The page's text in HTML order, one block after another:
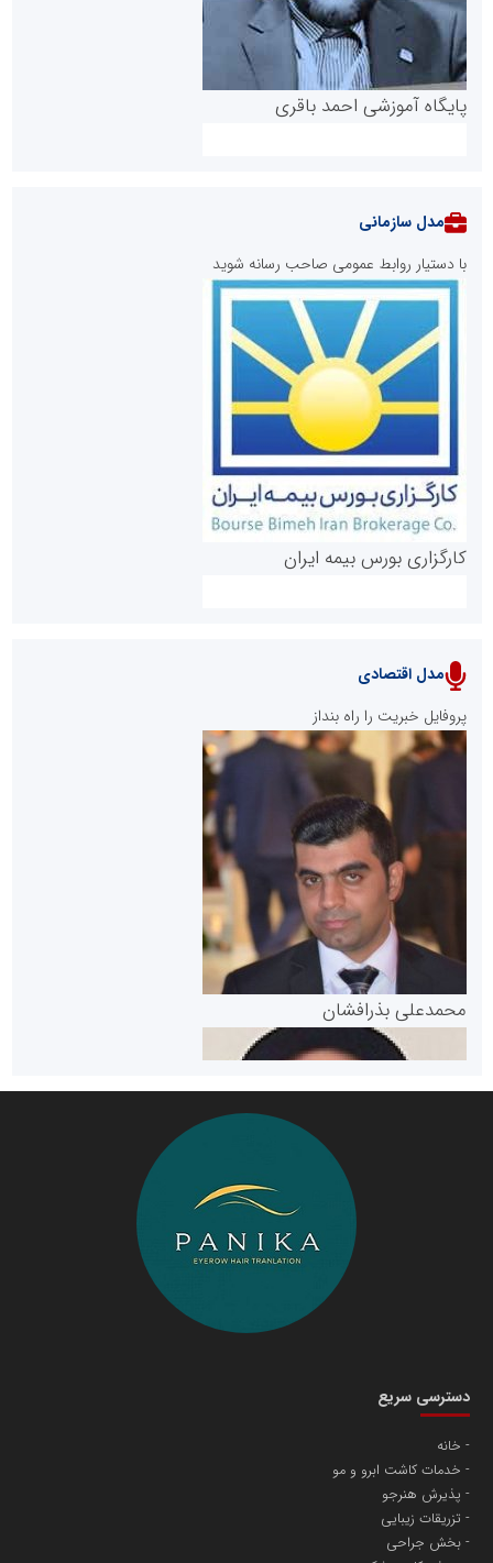
پایگاه آموزشی احمد باقری
روابط عمومی خبرگزاری گزارش خبر
پایگاه خبری نهضت ملی مسکن
پایگاه خبری گفتمان یزد
دانشگاه سئوی ایران
مدل سازمانی
با دستیار روابط عمومی صاحب رسانه شوید
کارگزاری بورس بیمه ایران
سازمان بورس و اوراق بهادار
مرجع اخبار موثق در بازارسرمایه
سازمان صنعت،معدن و تجارت
آهن و فولاد غدیر ایرانیان
تامین آهن اسفنجی تولیدکنندگان فولاد در کشور
مدل اقتصادی
پروفایل خبریت را راه بنداز
محمدعلی بذرافشان
مریم حاج نوروز نظری
دسترسی سریع
خانه
خدمات کاشت ابرو و مو
پذیرش هنرجو
تزریقات زیبایی
بخش جراحی